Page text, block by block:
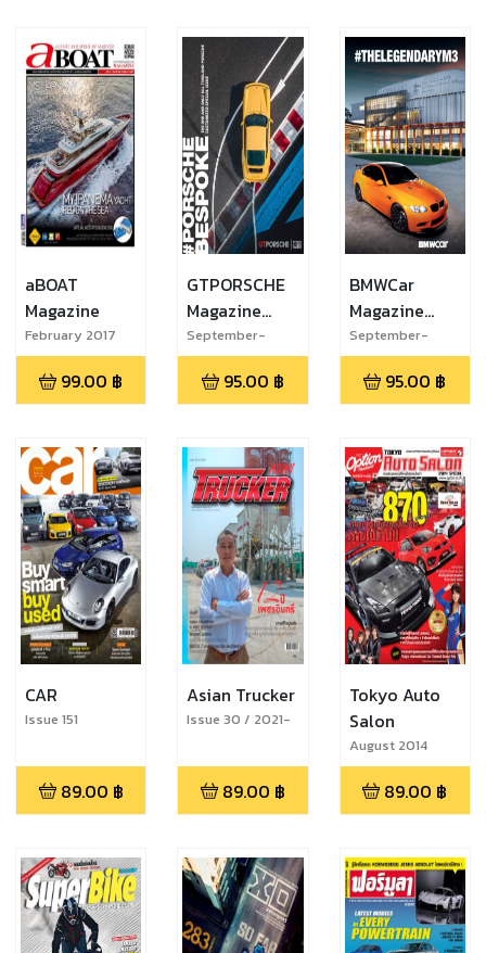
aBOAT
Magazine
February 2017
99.00 ฿
GTPORSCHE
Magazine
Thailand
September-
October 2021
95.00 ฿
BMWCar
Magazine
Thailand
September-
October 2021
95.00 ฿
CAR
Issue 151
89.00 ฿
Asian Trucker
Issue 30 / 2021-
89.00 ฿
Tokyo Auto
Salon
August 2014
89.00 ฿